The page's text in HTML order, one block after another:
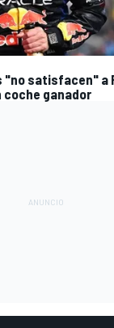
"no satisfacen" a
coche ganador